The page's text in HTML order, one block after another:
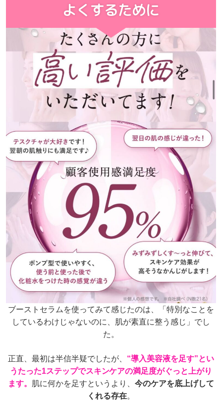
よくするために
ブーストセラムを使ってみて感じたのは、
「特別なことを
しているわけじゃないのに、肌が素直に整う感じ」でし
た。
正直、最初は半信半疑でしたが、 “導入美容液を足す”とい
うたった1ステップでスキンケアの満足度がぐっと上がり
ます。
肌に何かを足すというより、 今のケアを底上げして
くれる存在。